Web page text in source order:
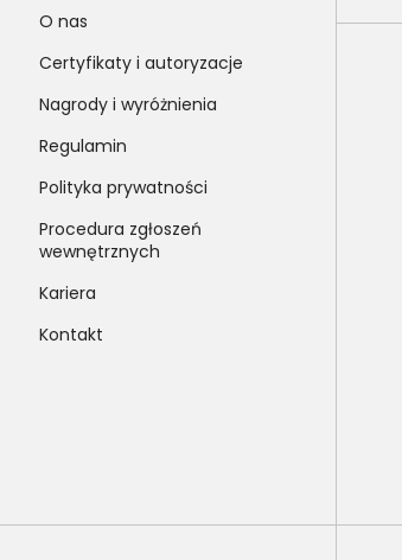
O nas
Certyfikaty i autoryzacje
Nagrody i wyróżnienia
Regulamin
Polityka prywatności
Procedura zgłoszeń
wewnętrznych
Kariera
Kontakt